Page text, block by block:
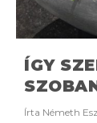
ÍGY
Írta Németh